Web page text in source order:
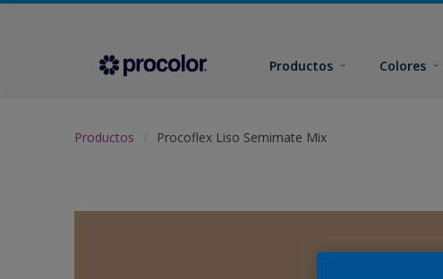
Productos Colores
Productos Procoflex Liso Semimate Mix